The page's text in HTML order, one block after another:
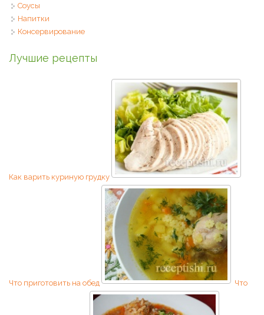
Соусы
Напитки
Консервирование
Лучшие рецепты
Как варить куриную грудку
Что приготовить на обед Что